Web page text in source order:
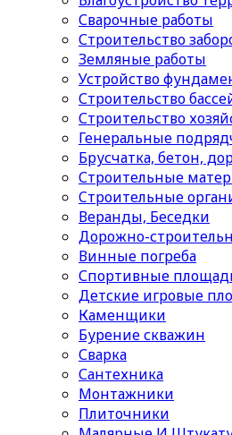
Сварочные работы
Строительство
Земляные работы
Устройство
Строительство
Строительство
Генеральные
Брусчатка, бетон,
Строительные
Cтроительные
Веранды, Беседки
Дорожно-
Винные погреба
Спортивные
Детские игровые
Каменщики
Бурение скважин
Сварка
Сантехника
Монтажники
Плиточники